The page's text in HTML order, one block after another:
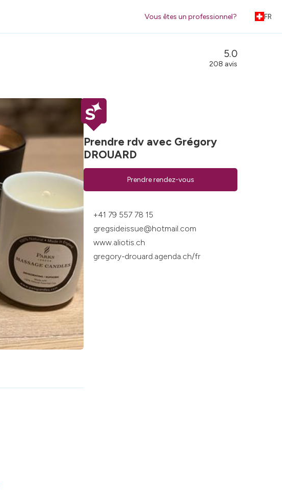
Vous êtes un professionnel? FR
5.0
208 avis
Prendre rdv avec Grégory
DROUARD
Prendre rendez-vous
+41 79 557 78 15
gregsideissue@hotmail.com
www.aliotis.ch
gregory-drouard.agenda.ch/fr